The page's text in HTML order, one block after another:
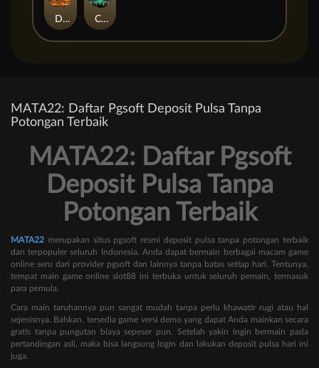
Duel at Dawn Cursed Crypt
MATA22: Daftar Pgsoft Deposit Pulsa Tanpa
Potongan Terbaik
MATA22: Daftar Pgsoft
Deposit Pulsa Tanpa
Potongan Terbaik
MATA22 merupakan situs pgsoft resmi deposit pulsa tanpa potongan terbaik
dan terpopuler seluruh Indonesia. Anda dapat bermain berbagai macam game
online seru dari provider pgsoft dan lainnya tanpa batas setiap hari. Tentunya,
tempat main game online slot88 ini terbuka untuk seluruh pemain, termasuk
para pemula.
Cara main taruhannya pun sangat mudah tanpa perlu khawatir rugi atau hal
sejenisnya. Bahkan, tersedia game versi demo yang dapat Anda mainkan secara
gratis tanpa pungutan biaya sepeser pun. Setelah yakin ingin bermain pada
pertandingan asli, maka bisa langsung login dan lakukan deposit pulsa hari ini
juga.